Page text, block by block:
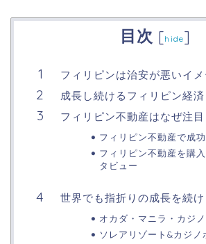
目次 [hide]
フィリピンは治安が悪いイメ
成長し続けるフィリピン経済
フィリピン不動産はなぜ注
フィリピン不動産で成
フィリピン不動産を購
タビュー
世界でも指折りの成長を続
オカダ・マニラ・カジノ
ソレアリゾート&カジノ